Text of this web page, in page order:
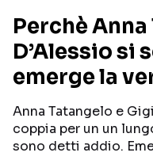
RECENSIONI
INTERVISTE
GOSSIP E CURIOSITÀ
Perchè
D’Alessio si
emerge la
Anna Tatangelo e
coppia per un un
sono detti addio.